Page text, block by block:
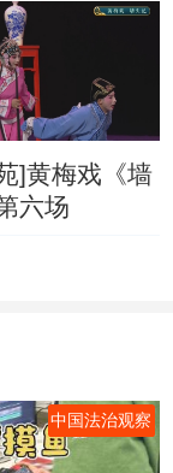
]黄梅戏《墙
六场
中国法治观察